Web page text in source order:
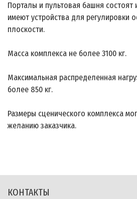
Порталы и пультовая башня
имеют устройства для регулировки
плоскости.
Масса комплекса не более 3100 кг.
Максимальная распределенная
более 850 кг.
Размеры сценического комплекса
желанию заказчика.
КОНТАКТЫ